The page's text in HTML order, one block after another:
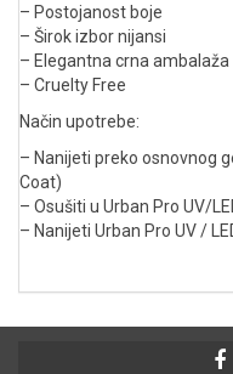
– Postojanost boje
– Širok izbor nijansi
– Elegantna crna ambalaža
– Cruelty Free
Način upotrebe:
– Nanijeti preko osnovnog
Coat)
– Osušiti u Urban Pro UV/
– Nanijeti Urban Pro UV /